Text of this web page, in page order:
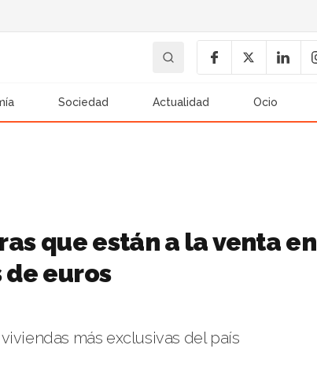
Sociedad Actualidad Ocio
que están a la venta en
de euros
más exclusivas del país